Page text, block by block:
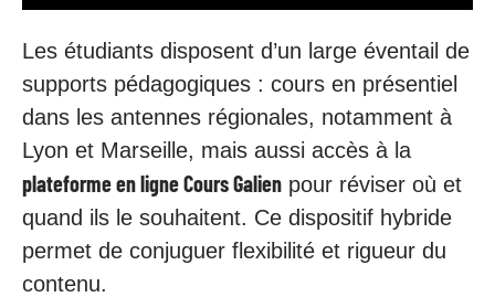
Les étudiants disposent d’un large éventail de
supports pédagogiques : cours en présentiel
dans les antennes régionales, notamment à
Lyon et Marseille, mais aussi accès à la
plateforme en ligne Cours Galien pour réviser où et
quand ils le souhaitent. Ce dispositif hybride
permet de conjuguer flexibilité et rigueur du
contenu.